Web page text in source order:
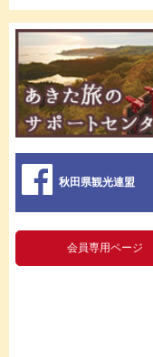
秋田県観光連盟
会員専用ページ